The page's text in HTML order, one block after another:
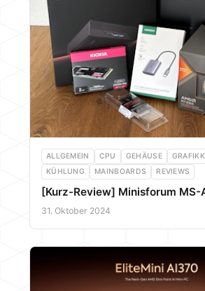
ALLGEMEIN CPU GEHÄUSE
KÜHLUNG
MAINBOARDS REVIEWS
[Kurz-Review] Minisforum MS-
31. Oktober 2024